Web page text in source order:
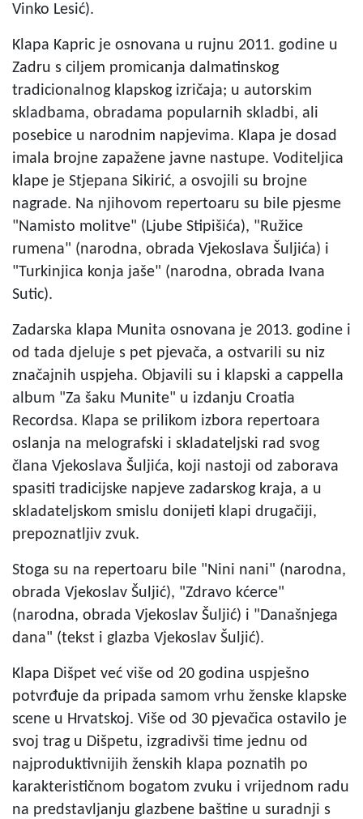
Vinko Lesić).
Klapa Kapric je osnovana u rujnu 2011. godine u
Zadru s ciljem promicanja dalmatinskog
tradicionalnog klapskog izričaja; u autorskim
skladbama, obradama popularnih skladbi, ali
posebice u narodnim napjevima. Klapa je dosad
imala brojne zapažene javne nastupe. Voditeljica
klape je Stjepana Sikirić, a osvojili su brojne
nagrade. Na njihovom repertoaru su bile pjesme
"Namisto molitve" (Ljube Stipišića), "Ružice
rumena" (narodna, obrada Vjekoslava Šuljića) i
"Turkinjica konja jaše" (narodna, obrada Ivana
Sutic).
Zadarska klapa Munita osnovana je 2013. godine i
od tada djeluje s pet pjevača, a ostvarili su niz
značajnih uspjeha. Objavili su i klapski a cappella
album "Za šaku Munite" u izdanju Croatia
Recordsa. Klapa se prilikom izbora repertoara
oslanja na melografski i skladateljski rad svog
člana Vjekoslava Šuljića, koji nastoji od zaborava
spasiti tradicijske napjeve zadarskog kraja, a u
skladateljskom smislu donijeti klapi drugačiji,
prepoznatljiv zvuk.
Stoga su na repertoaru bile "Nini nani" (narodna,
obrada Vjekoslav Šuljić), "Zdravo kćerce"
(narodna, obrada Vjekoslav Šuljić) i "Današnjega
dana" (tekst i glazba Vjekoslav Šuljić).
Klapa Dišpet već više od 20 godina uspješno
potvrđuje da pripada samom vrhu ženske klapske
scene u Hrvatskoj. Više od 30 pjevačica ostavilo je
svoj trag u Dišpetu, izgradivši time jednu od
najproduktivnijih ženskih klapa poznatih po
karakterističnom bogatom zvuku i vrijednom radu
na predstavljanju glazbene baštine u suradnji s